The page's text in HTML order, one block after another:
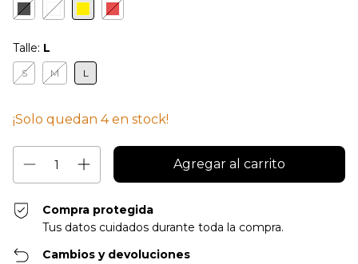
Talle: L
S M L
¡Solo quedan 4en stock!
Compra protegida
Tus datos cuidados durante toda la compra.
Cambios y devoluciones